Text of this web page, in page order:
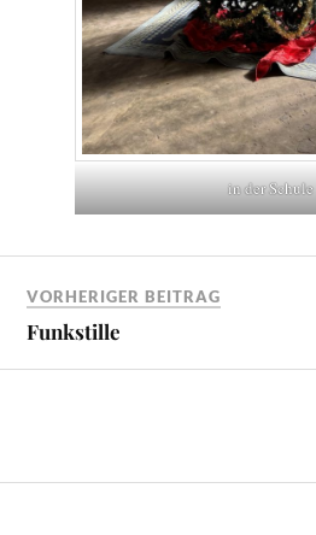
in der Schule
VORHERIGER BEITRAG
Funkstille